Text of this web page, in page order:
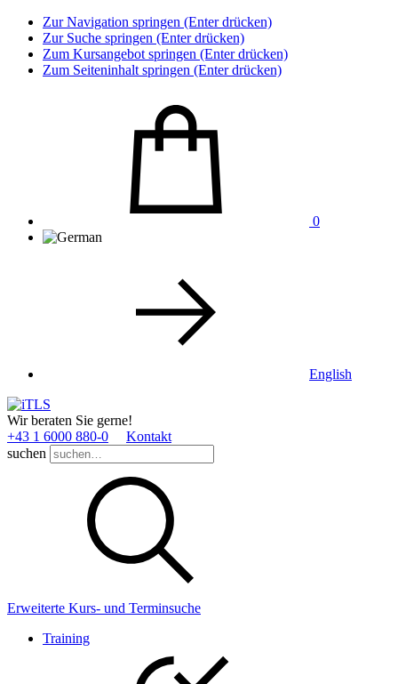
Zur Navigation springen (Enter drücken)
Zur Suche springen (Enter drücken)
Zum Kursangebot springen (Enter drücken)
Zum Seiteninhalt springen (Enter drücken)
0
English
Wir beraten Sie gerne!
+43 1 6000 880­-0
Kontakt
suchen
Erweiterte Kurs- und Terminsuche
Training